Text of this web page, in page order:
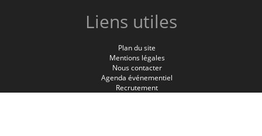
Liens utiles
Plan du site
Mentions légales
Nous contacter
Agenda événementiel
Recrutement